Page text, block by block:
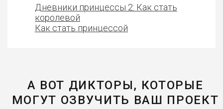
Дневники принцессы 2: Как стать
королевой
Как стать принцессой
А ВОТ ДИКТОРЫ, КОТОРЫЕ
МОГУТ ОЗВУЧИТЬ ВАШ ПРОЕКТ